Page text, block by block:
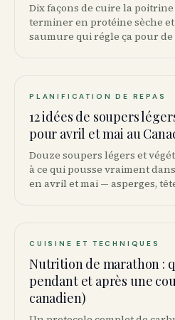
Dix façons de cuire la
terminer en protéine sèche
saumure qui régle ça pour de
PLANIFICATION DE REPAS
12 idées de soupers
pour avril et mai au
Douze soupers légers et
à ce qui pousse vraiment
en avril et mai — asperges,
CUISINE ET TECHNIQUES
Nutrition de marathon :
pendant et après une
canadien)